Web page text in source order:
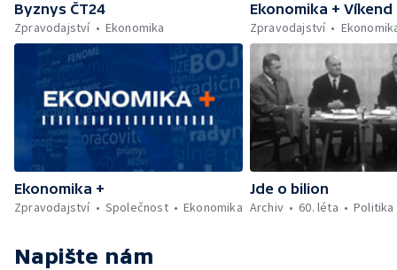
Byznys ČT24
Zpravodajství
Ekonomika
Ekonomika + Víkend
Zpravodajství
Ekonomika +
Zpravodajství
Společnost Ekonomika
Jde o bilion
Archiv
60. léta Politika
Napište nám